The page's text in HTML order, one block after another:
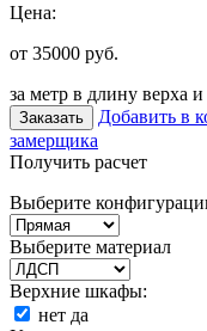
Цена:
от 35000 руб.
за метр в длину верха
Заказать Добавить в
замерщика
Получить расчет
Выберите
Выберите материал
Верхние шкафы:
нет да